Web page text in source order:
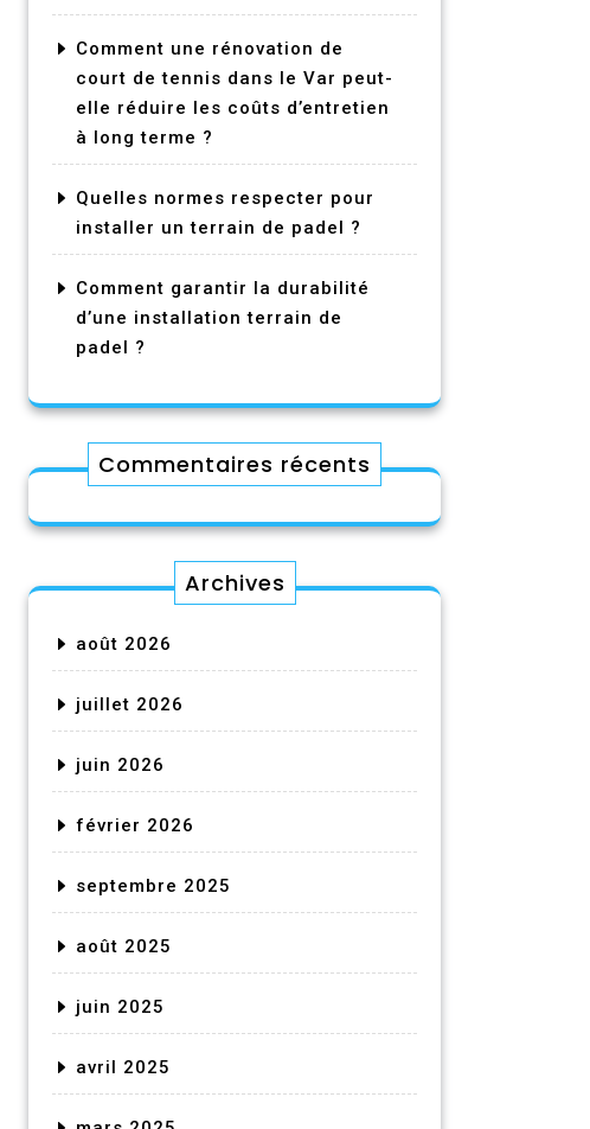
Comment une rénovation de
court de tennis dans le Var peut-
elle réduire les coûts d’entretien
à long terme ?
Quelles normes respecter pour
installer un terrain de padel ?
Comment garantir la durabilité
d’une installation terrain de
padel ?
Commentaires récents
Archives
août 2026
juillet 2026
juin 2026
février 2026
septembre 2025
août 2025
juin 2025
avril 2025